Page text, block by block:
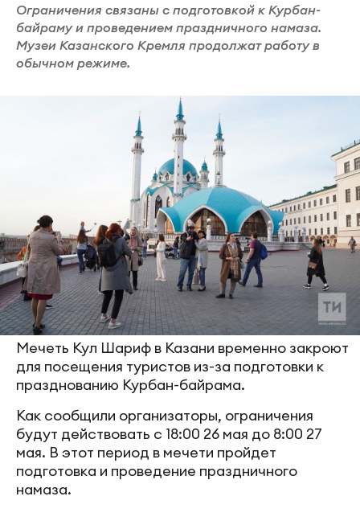
Ограничения связаны с подготовкой к Курбан-
байраму и проведением праздничного намаза.
Музеи Казанского Кремля продолжат работу в
обычном режиме.
Мечеть Кул Шариф в Казани временно закроют
для посещения туристов из-за подготовки к
празднованию Курбан-байрама.
Как сообщили организаторы, ограничения
будут действовать с 18:00 26 мая до 8:00 27
мая. В этот период в мечети пройдет
подготовка и проведение праздничного
намаза.